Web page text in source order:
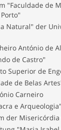
"Faculdade de
Natural" der
António de
de Castro"
Superior de
de Belas
Carneiro
e Arqueologia"
der Misericórdia